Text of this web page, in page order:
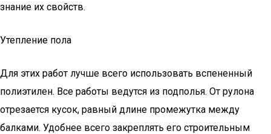
знание их свойств.
Утепление пола
Для этих работ лучше всего использовать вспененный
полиэтилен. Все работы ведутся из подполья. От рулона
отрезается кусок, равный длине промежутка между
балками. Удобнее всего закреплять его строительным